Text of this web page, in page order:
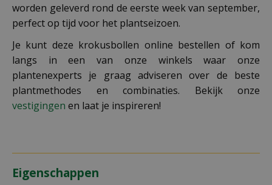
worden geleverd rond de eerste week van september,
perfect op tijd voor het plantseizoen.
Je kunt deze krokusbollen online bestellen of kom
langs in een van onze winkels waar onze
plantenexperts je graag adviseren over de beste
plantmethodes en combinaties. Bekijk onze
vestigingen en laat je inspireren!
Eigenschappen